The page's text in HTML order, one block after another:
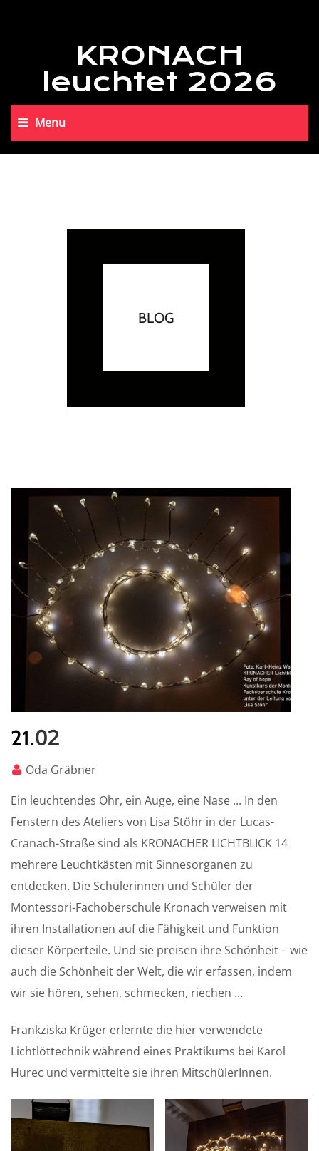
KRONACH
leuchtet 2026
Menu
BLOG
21.02
Oda Gräbner
Ein leuchtendes Ohr, ein Auge, eine Nase ... In den
Fenstern des Ateliers von Lisa Stöhr in der Lucas-
Cranach-Straße sind als KRONACHER LICHTBLICK 14
mehrere Leuchtkästen mit Sinnesorganen zu
entdecken. Die Schülerinnen und Schüler der
Montessori-Fachoberschule Kronach verweisen mit
ihren Installationen auf die Fähigkeit und Funktion
dieser Körperteile. Und sie preisen ihre Schönheit – wie
auch die Schönheit der Welt, die wir erfassen, indem
wir sie hören, sehen, schmecken, riechen …
Frankziska Krüger erlernte die hier verwendete
Lichtlöttechnik während eines Praktikums bei Karol
Hurec und vermittelte sie ihren MitschülerInnen.